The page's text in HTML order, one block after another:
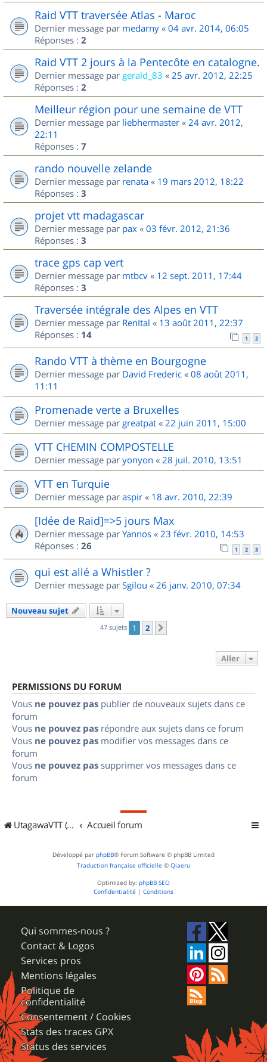
Raid VTT traversée Atlas - Maroc
Dernier message par medarny « 04 avr. 2014, 06:05
Réponses : 2
Raid VTT 2 jours à la Pentecôte en catalogne.
Dernier message par gerald_83 « 25 avr. 2012, 22:25
Réponses : 2
Meilleur région pour une semaine de VTT
Dernier message par liebhermaster « 24 avr. 2012,
22:11
Réponses : 7
rando nouvelle zelande
Dernier message par renata « 19 mars 2012, 18:22
Réponses : 3
projet vtt madagascar
Dernier message par pax « 03 févr. 2012, 21:36
Réponses : 3
trace gps cap vert
Dernier message par mtbcv « 12 sept. 2011, 17:44
Réponses : 3
Traversée intégrale des Alpes en VTT
Dernier message par RenItal « 13 août 2011, 22:37
Réponses : 14 1 2
Rando VTT à thème en Bourgogne
Dernier message par David Frederic « 08 août 2011,
11:11
Promenade verte a Bruxelles
Dernier message par greatpat « 22 juin 2011, 15:00
VTT CHEMIN COMPOSTELLE
Dernier message par yonyon « 28 juil. 2010, 13:51
VTT en Turquie
Dernier message par aspir « 18 avr. 2010, 22:39
[Idée de Raid]=>5 jours Max
Dernier message par Yannos « 23 févr. 2010, 14:53
Réponses : 26 1 2 3
qui est allé a Whistler ?
Dernier message par Sgilou « 26 janv. 2010, 07:34
Nouveau sujet
47 sujets 1 2
Aller
PERMISSIONS DU FORUM
Vous ne pouvez pas publier de nouveaux sujets dans ce
forum
Vous ne pouvez pas répondre aux sujets dans ce forum
Vous ne pouvez pas modifier vos messages dans ce
forum
Vous ne pouvez pas supprimer vos messages dans ce
forum
UtagawaVTT (Randos VTT et VTTAE avec traces GPS) Accueil forum
Développé par phpBB® Forum Software © phpBB Limited
Traduction française officielle © Qiaeru
Optimized by: phpBB SEO
Confidentialité | Conditions
Qui sommes-nous ?
Contact & Logos
Services pros
Mentions légales
Politique de
confidentialité
Consentement / Cookies
Stats des traces GPX
Status des services